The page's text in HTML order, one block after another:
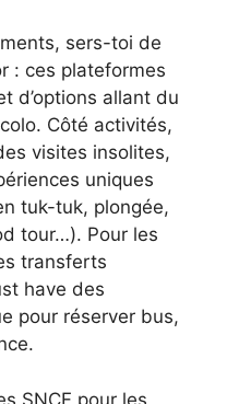
sers-toi de
: ces plateformes
d’options allant du
Côté activités,
visites insolites,
uniques
tuk-tuk, plongée,
tour…). Pour les
transferts
have des
pour réserver bus,
SNCF pour les